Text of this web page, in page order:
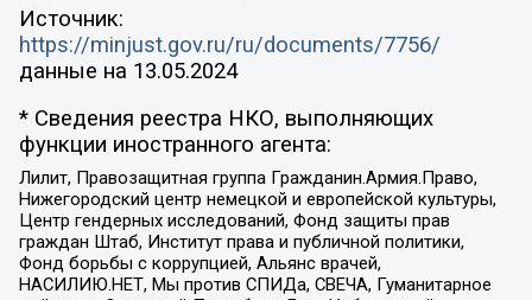
Источник:
https://minjust.gov.ru/ru/documents/7756/
данные на 13.05.2024
* Сведения реестра НКО, выполняющих
функции иностранного агента:
Лилит, Правозащитная группа Гражданин.Армия.Право,
Нижегородский центр немецкой и европейской культуры,
Центр гендерных исследований, Фонд защиты прав
граждан Штаб, Институт права и публичной политики,
Фонд борьбы с коррупцией, Альянс врачей,
НАСИЛИЮ.НЕТ, Мы против СПИДа, СВЕЧА, Гуманитарное